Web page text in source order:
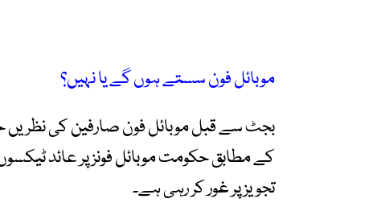
موبائل فون سستے ہوں گے یا نہیں؟
بجٹ سے قبل موبائل فون صارفین کی
تجویز پر غور کر رہی ہے۔